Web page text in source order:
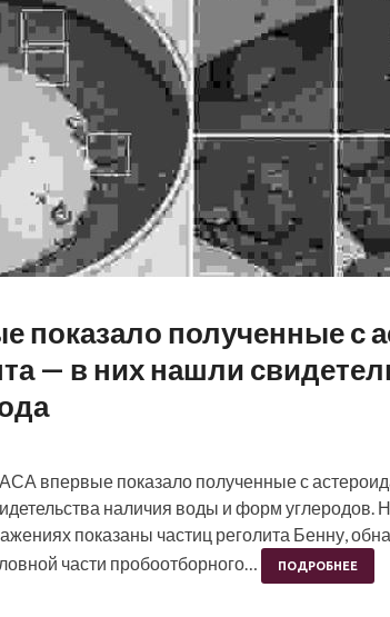
показало полученные с
— в них нашли
впервые показало полученные с
наличия воды и форм углеродов.
показаны частиц реголита Бенну,
части пробоотборного…
ПОДРОБНЕЕ